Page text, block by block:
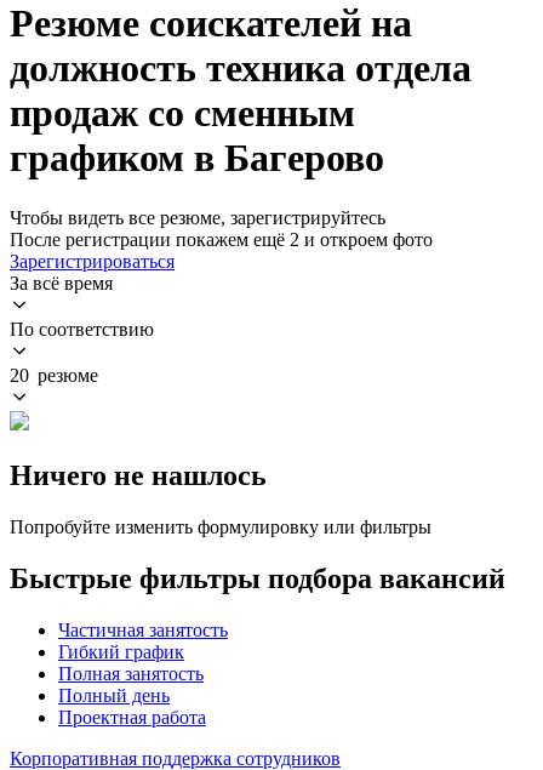
Резюме соискателей на
должность техника отдела
продаж со сменным
графиком в Багерово
Чтобы видеть все резюме, зарегистрируйтесь
После регистрации покажем ещё 2 и откроем фото
Зарегистрироваться
За всё время
По соответствию
20 резюме
Ничего не нашлось
Попробуйте изменить формулировку или фильтры
Быстрые фильтры подбора вакансий
Частичная занятость
Гибкий график
Полная занятость
Полный день
Проектная работа
Корпоративная поддержка сотрудников